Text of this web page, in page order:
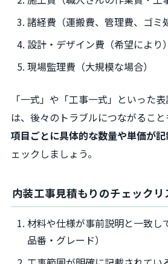
諸経費（運搬費、管理費、ゴミ
設計・デザイン費（希望により）
現場監理費（大規模な場合）
「一式」や「工事一式」といった
は、後々のトラブルにつながること
項目ごとに具体的な数量や単価が
ェックしましょう。
内装工事見積もりのチェックリ
材料や仕様が事前説明と一致し
品番・グレード）